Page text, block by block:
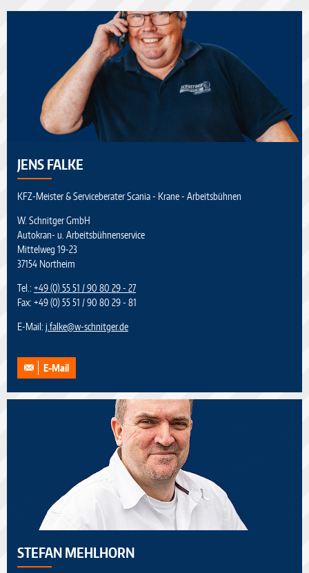
JENS FALKE
KFZ-Meister & Serviceberater Scania - Krane - Arbeitsbühnen
W. Schnitger GmbH
Autokran- u. Arbeitsbühnenservice
Mittelweg 19-23
37154 Northeim
Tel.: +49 (0) 55 51 / 90 80 29 - 27
Fax: +49 (0) 55 51 / 90 80 29 - 81
E-Mail: j.falke@w-schnitger.de
E-Mail
STEFAN MEHLHORN